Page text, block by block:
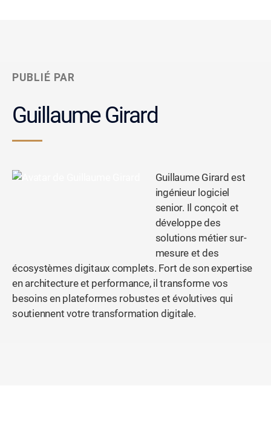
PUBLIÉ PAR
Guillaume Girard
Guillaume Girard est
ingénieur logiciel
senior. Il conçoit et
développe des
solutions métier sur-
mesure et des
écosystèmes digitaux complets. Fort de son expertise
en architecture et performance, il transforme vos
besoins en plateformes robustes et évolutives qui
soutiennent votre transformation digitale.